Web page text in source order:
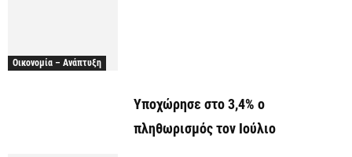
Οικονομία – Ανάπτυξη
Υποχώρησε στο 3,4% ο
πληθωρισμός τον Ιούλιο